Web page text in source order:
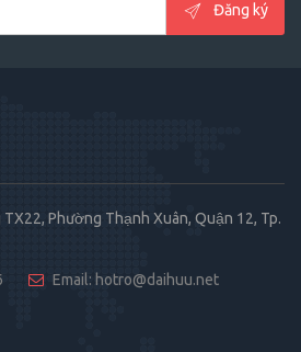
Đăng ký
Phường Thạnh Xuân, Quận 12, Tp.
Email: hotro@daihuu.net